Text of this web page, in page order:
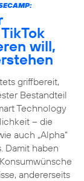
will,
griffbereit,
Bestandteil
Technology
– die
auch „Alpha“
Damit haben
andererseits